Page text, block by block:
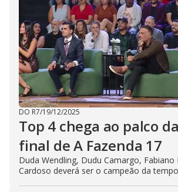
DO R7/19/12/2025
Top 4 chega ao palco
final de A Fazenda 17
Duda Wendling, Dudu Camargo,
Cardoso deverá ser o campeão da